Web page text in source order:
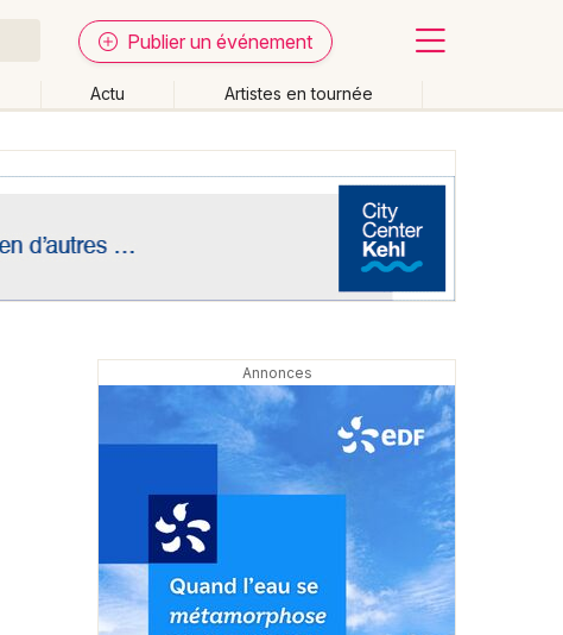
Publier un événement
Actu Artistes en tournée
Effacer les dates